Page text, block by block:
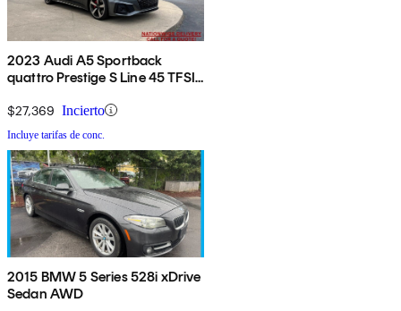
2023 Audi A5 Sportback
quattro Prestige S Line 45 TFSI
$27,369 Incierto
Incluye tarifas de conc.
2015 BMW 5 Series 528i xDrive
Sedan AWD